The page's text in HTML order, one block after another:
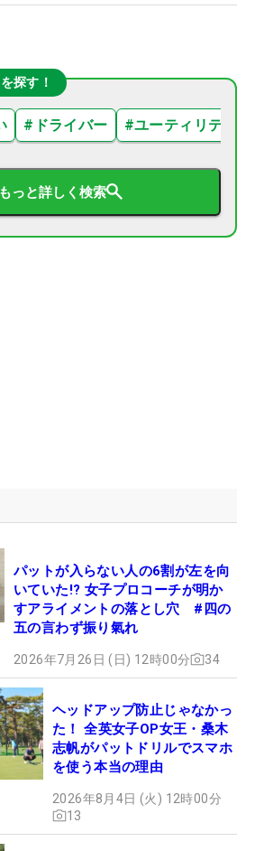
探す！
# ドライバー #ユーティリティ
もっと詳しく検索
パットが入らない人の6割が左を向
いていた!? 女子プロコーチが明か
すアライメントの落とし穴 #四の
五の言わず振り氣れ
2026年7月26日 (日) 12時00分 34
ヘッドアップ防止じゃなかっ
た！ 全英女子OP女王・桑木
志帆がパットドリルでスマホ
を使う本当の理由
2026年8月4日 (火) 12時00分
13